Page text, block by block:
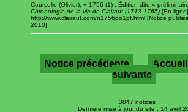
Courcelle (Olivier), « 1756 (1) : Édition dite «
Chronologie de la vie de Clairaut (1713-1765) [En ligne],
http://www.clairaut.com/n1756po1pf.html [Notice
2010].
Notice précédente Accueil
suivante
3847 notices
Dernière mise à jour du site : 14 avril